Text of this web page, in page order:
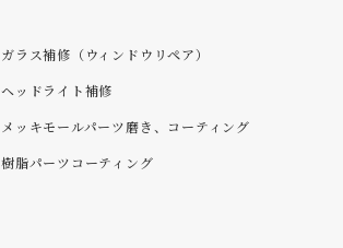
ガラス補修（ウィンドウリペア）
ヘッドライト補修
メッキモールパーツ磨き、コーティング
樹脂パーツコーティング